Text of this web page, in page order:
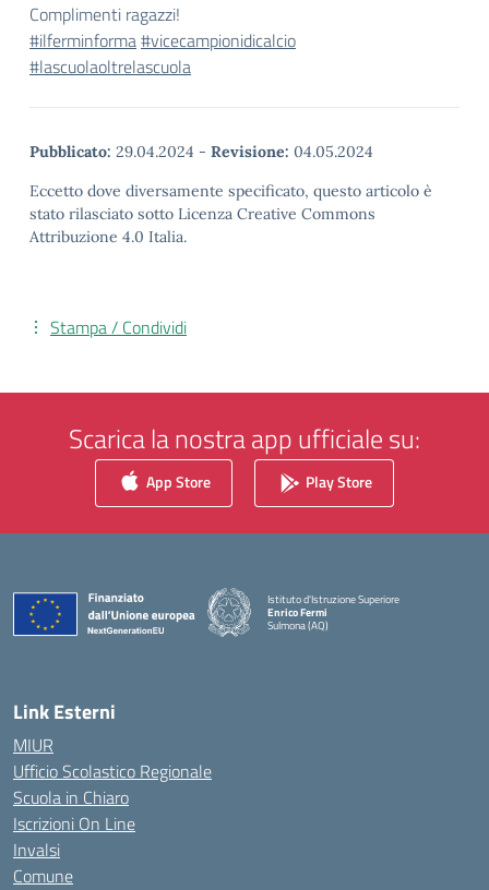
Complimenti ragazzi!
#ilferminforma#vicecampionidicalcio
#lascuolaoltrelascuola
Pubblicato: 29.04.2024 - Revisione: 04.05.2024
Eccetto dove diversamente specificato, questo articolo è
stato rilasciato sotto Licenza Creative Commons
Attribuzione 4.0 Italia.
Stampa / Condividi
Scarica la nostra app ufficiale su:
App Store Play Store
Istituto d'Istruzione Superiore
Enrico Fermi
Sulmona (AQ)
— Visita la pagina iniziale della scuola
Link Esterni
MIUR
Ufficio Scolastico Regionale
Scuola in Chiaro
Iscrizioni On Line
Invalsi
Comune